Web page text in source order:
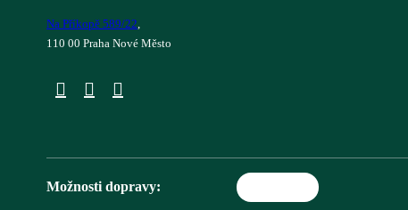
Na Příkopě 589/22
110 00 Praha Nové Město
Možnosti dopravy: